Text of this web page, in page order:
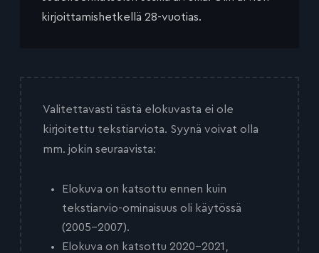
kirjoittamishetkellä 28-vuotias.
Valitettavasti tästä elokuvasta ei ole
kirjoitettu tekstiarviota. Syynä voivat olla
mm. jokin seuraavista:
Elokuva on katsottu ennen kuin
tekstiarvio-ominaisuus oli käytössä
(2005-2007).
Elokuva on katsottu 2020-2021,